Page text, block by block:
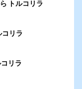
トルコリラ
リラ
リラ